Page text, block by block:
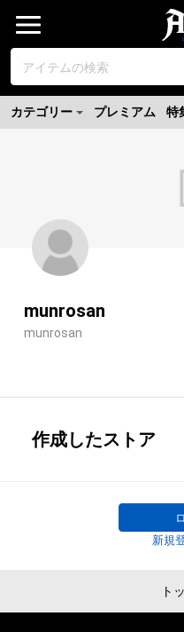
カテゴリー プレミアム 特
munrosan
munrosan
作成したストア
新規
ト